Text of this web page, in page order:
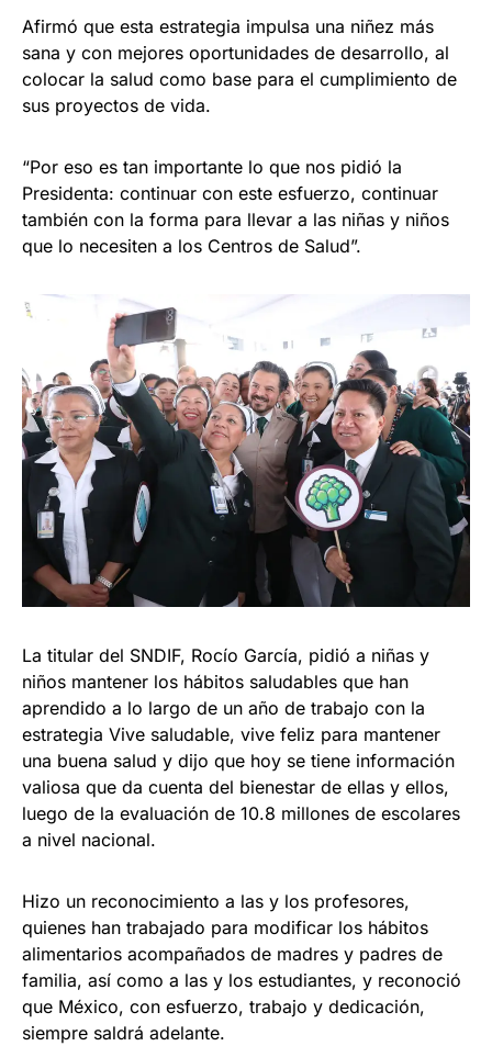
Afirmó que esta estrategia impulsa una niñez más
sana y con mejores oportunidades de desarrollo, al
colocar la salud como base para el cumplimiento de
sus proyectos de vida.
“Por eso es tan importante lo que nos pidió la
Presidenta: continuar con este esfuerzo, continuar
también con la forma para llevar a las niñas y niños
que lo necesiten a los Centros de Salud”.
La titular del SNDIF, Rocío García, pidió a niñas y
niños mantener los hábitos saludables que han
aprendido a lo largo de un año de trabajo con la
estrategia Vive saludable, vive feliz para mantener
una buena salud y dijo que hoy se tiene información
valiosa que da cuenta del bienestar de ellas y ellos,
luego de la evaluación de 10.8 millones de escolares
a nivel nacional.
Hizo un reconocimiento a las y los profesores,
quienes han trabajado para modificar los hábitos
alimentarios acompañados de madres y padres de
familia, así como a las y los estudiantes, y reconoció
que México, con esfuerzo, trabajo y dedicación,
siempre saldrá adelante.